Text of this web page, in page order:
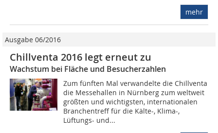
mehr
Ausgabe 06/2016
Chillventa 2016 legt erneut zu
Wachstum bei Fläche und Besucherzahlen
Zum fünften Mal verwandelte die Chillventa
die Messehallen in Nürnberg zum weltweit
größten und wichtigsten, internationalen
Branchentreff für die Kälte-, Klima-,
Lüftungs- und...